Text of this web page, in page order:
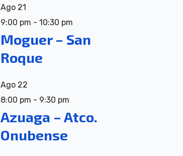
Ago 21
9:00 pm - 10:30 pm
Moguer – San
Roque
Ago 22
8:00 pm - 9:30 pm
Azuaga – Atco.
Onubense